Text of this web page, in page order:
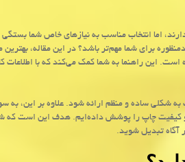
اما انتخاب مناسب به نیازهای خاص شما بستگی
برای شما مهم‌تر باشد؟ در این مقاله،
این راهنما به شما کمک می‌کند که با اطلاعات
شکلی ساده و منظم ارائه شود. علاوه بر این، به
و کیفیت چاپ را پوشش داده‌ایم. هدف این است که
آگاه تبدیل شوید.